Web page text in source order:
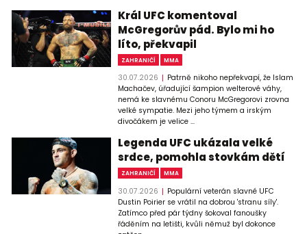
Král UFC komentoval
McGregorův pád. Bylo mi ho
líto, překvapil
ZAHRANIČÍ MMA
30.07.2026
Patrně nikoho nepřekvapí, že Islam
Machačev, úřadující šampion welterové váhy,
nemá ke slavnému Conoru McGregorovi zrovna
velké sympatie. Mezi jeho týmem a irským
divočákem je velice ...
Legenda UFC ukázala velké
srdce, pomohla stovkám dětí
ZAHRANIČÍ MMA
30.07.2026
Populární veterán slavné UFC
Dustin Poirier se vrátil na dobrou 'stranu síly'.
Zatímco před pár týdny šokoval fanoušky
řáděním na letišti, kvůli němuž byl dokonce